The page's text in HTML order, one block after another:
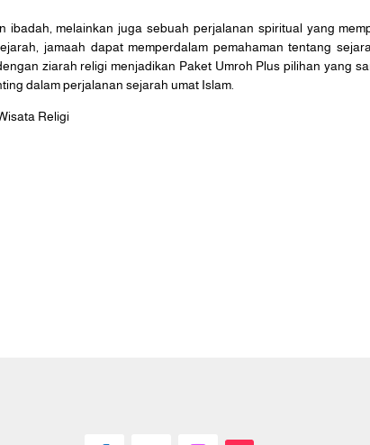
ibadah, melainkan juga sebuah perjalanan spiritual yang
jamaah dapat memperdalam pemahaman tentang
ziarah religi menjadikan Paket Umroh Plus pilihan yang
dalam perjalanan sejarah umat Islam.
Religi